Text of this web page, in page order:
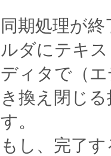
同期処理が
ルダにテキ
ディタで（
き換え閉じ
す。
もし、完了